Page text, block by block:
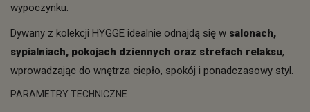
wypoczynku.
Dywany z kolekcji HYGGE idealnie odnajdą się w salonach,
sypialniach, pokojach dziennych oraz strefach relaksu,
wprowadzając do wnętrza ciepło, spokój i ponadczasowy styl.
PARAMETRY TECHNICZNE